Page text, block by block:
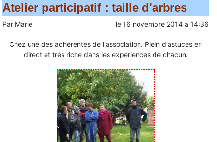
Atelier participatif : taille d'arbres
Par Marie le 16 novembre 2014 à 14:36
Chez une des adhérentes de l'association. Plein d'astuces en
direct et très riche dans les expériences de chacun.